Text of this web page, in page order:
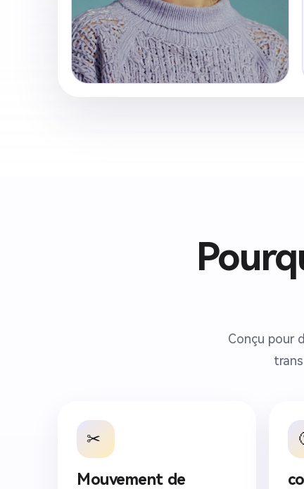
Conçu pour
✂ ️
Mouvement de